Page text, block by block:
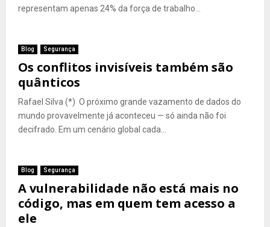
representam apenas 24% da força de trabalho...
Blog Segurança
Os conflitos invisíveis também são
quânticos
Rafael Silva (*) O próximo grande vazamento de dados do
mundo provavelmente já aconteceu — só ainda não foi
decifrado. Em um cenário global cada...
Blog Segurança
A vulnerabilidade não está mais no
código, mas em quem tem acesso a
ele